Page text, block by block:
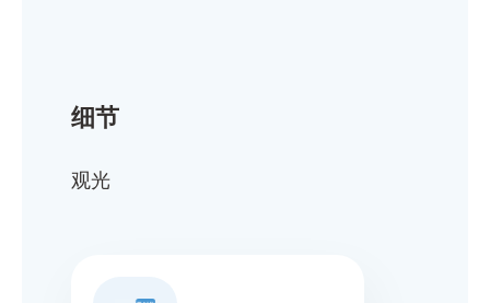
细节
观光